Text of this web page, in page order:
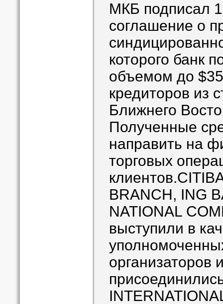
МКБ подписал
соглашение о
которого банк
объемом до
кредиторов из
Ближнего
Полученные
направить на
торговых
BRANCH, ING
NATIONAL
выступили в
организаторов